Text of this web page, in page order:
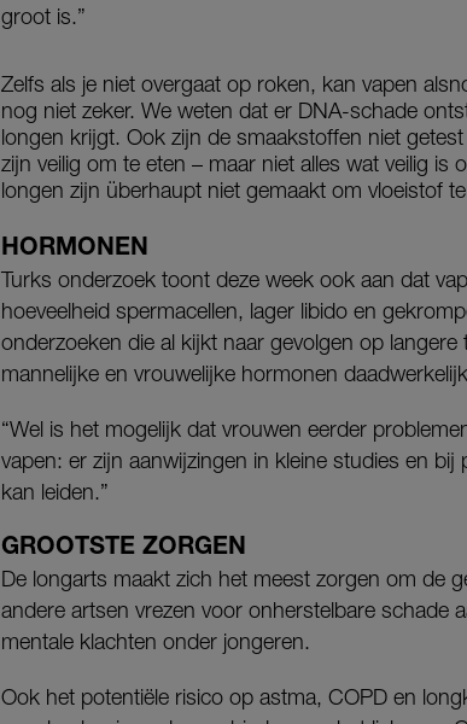
groot is.”
Zelfs als je niet overgaat op roken, kan vapen
nog niet zeker. We weten dat er DNA-schade
longen krijgt. Ook zijn de smaakstoffen niet
zijn veilig om te eten – maar niet alles wat veilig
longen zijn überhaupt niet gemaakt om vloeistof
HORMONEN
Turks onderzoek toont deze week ook aan dat
hoeveelheid spermacellen, lager libido en
onderzoeken die al kijkt naar gevolgen op
mannelijke en vrouwelijke hormonen
“Wel is het mogelijk dat vrouwen eerder
vapen: er zijn aanwijzingen in kleine studies en
kan leiden.”
GROOTSTE ZORGEN
De longarts maakt zich het meest zorgen om de
andere artsen vrezen voor onherstelbare schade
mentale klachten onder jongeren.
Ook het potentiële risico op astma, COPD en